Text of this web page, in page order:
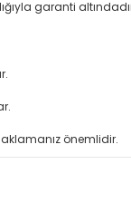
garanti
önemlidir.